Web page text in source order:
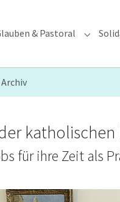
for "Erzdiözese"
& Pastoral
Archiv
katholischen
für ihre Zeit als